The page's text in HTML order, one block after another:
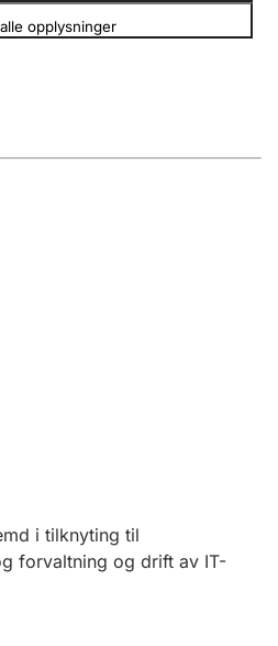
opplysninger
i tilknyting til
forvaltning og drift av IT-